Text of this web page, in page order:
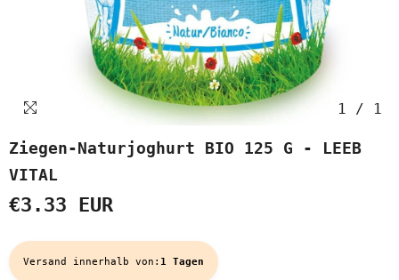
1 / 1
Ziegen-Naturjoghurt BIO 125 G - LEEB
VITAL
€3.33 EUR
Versand innerhalb von: 1 Tagen